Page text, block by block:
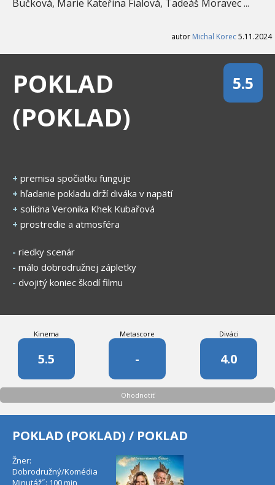
Bučková, Marie Kateřina Fialová, Tadeáš Moravec ...
autor Michal Korec5.11.2024
5.5
POKLAD
(POKLAD)
+ premisa spočiatku funguje
+ hľadanie pokladu drží diváka v napätí
+ solídna Veronika Khek Kubařová
+ prostredie a atmosféra
- riedky scenár
- málo dobrodružnej zápletky
- dvojitý koniec škodí filmu
Kinema
5.5
Metascore
-
Diváci
4.0
Ohodnotiť
POKLAD (POKLAD) / POKLAD
Žner:
Dobrodružný/Komédia
Minutáž˝: 100 min